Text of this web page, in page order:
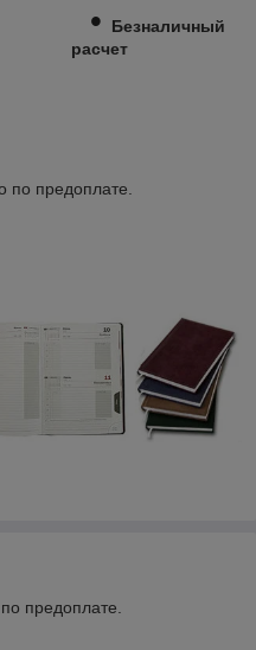
•
Безналичный
расчет
по предоплате.
предоплате.